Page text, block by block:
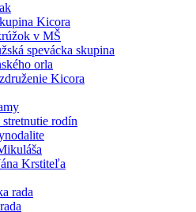
Kicora
v MŠ
spevácka skupina
orla
Kicora
stretnutie rodín
Krstiteľa
rada